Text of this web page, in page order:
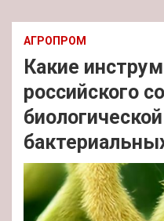
АГРОПРОМ
Какие
российского